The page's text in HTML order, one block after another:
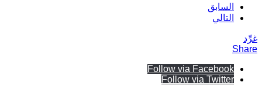
السابق
التالي
غرِّد
Share
Follow via Facebook
Follow via Twitter